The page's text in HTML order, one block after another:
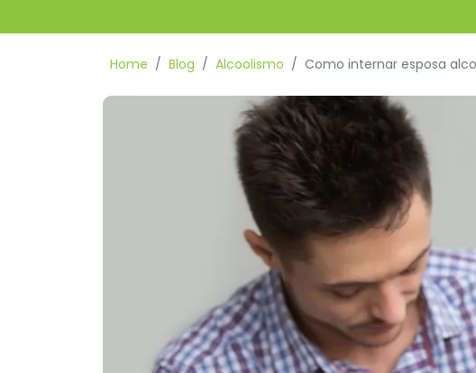
Home Blog Alcoolismo Como internar esposa